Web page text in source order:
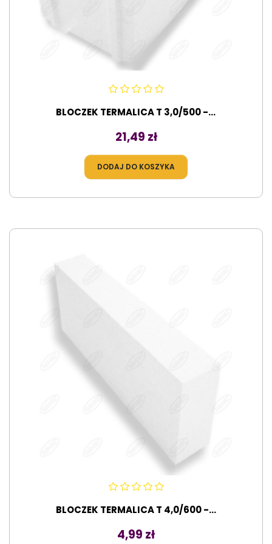
BLOCZEK TERMALICA T 3,0/500 -...
Cena
21,49 zł
DODAJ DO KOSZYKA
BLOCZEK TERMALICA T 4,0/600 -...
Cena
4,99 zł